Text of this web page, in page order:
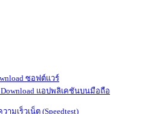
ซอฟต์แวร์
แอปพลิเคชันบนมือถือ
ามเร็วเน็ต (Speedtest)